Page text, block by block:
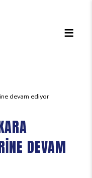
devam edi̇yor
DEVAM